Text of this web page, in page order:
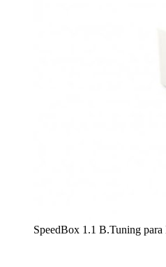
SpeedBox 1.1 B.Tuning